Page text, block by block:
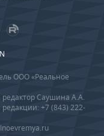
ООО «Реальное
редактор Саушина А.А.
+7 (843) 222-